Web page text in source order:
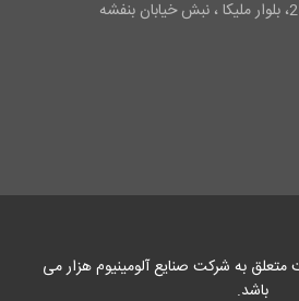
به شرکت صنایع آلومینیوم هزار می
باشد.